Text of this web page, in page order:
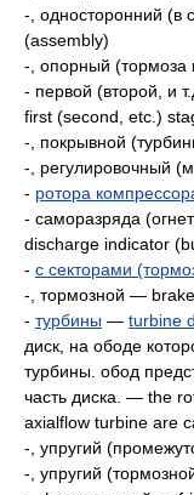
-, односторонний (в
(assembly)
-, опорный
- первой (второй, и
first (second, etc.)
-, покрывной
-, регулировочный
- ротора
- саморазряда
discharge indicator
- с секторами
-, тормозной —
- турбины — turbine
диск, на ободе
турбины. обод
часть диска. — the
axialflow turbine are
-, упругий
-, упругий